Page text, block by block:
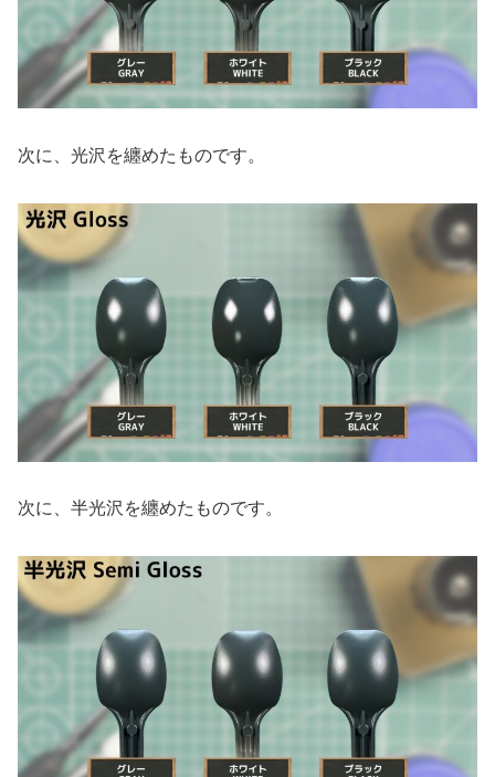
次に、光沢を纏めたものです。
次に、半光沢を纏めたものです。